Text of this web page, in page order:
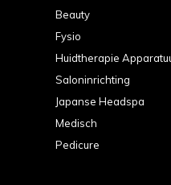
Beauty
Fysio
Huidtherapie
Saloninrichting
Japanse Headspa
Medisch
Pedicure